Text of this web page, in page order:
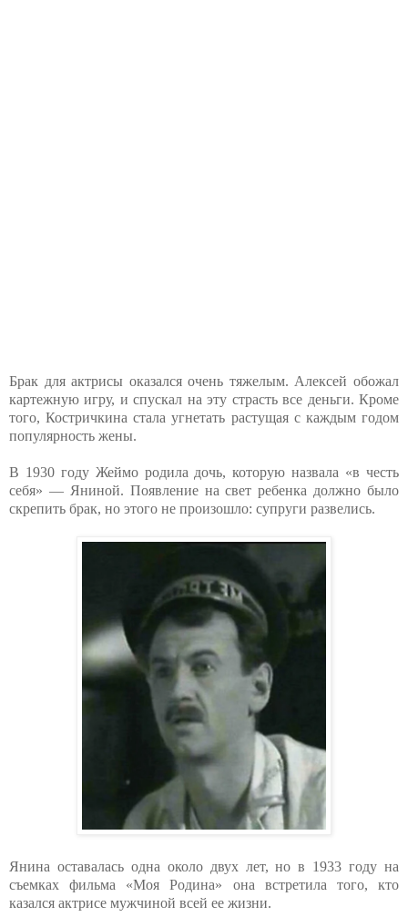
Брак для актрисы оказался очень тяжелым. Алексей обожал
картежную игру, и спускал на эту страсть все деньги. Кроме
того, Костричкина стала угнетать растущая с каждым годом
популярность жены.
В 1930 году Жеймо родила дочь, которую назвала «в честь
себя» — Яниной. Появление на свет ребенка должно было
скрепить брак, но этого не произошло: супруги развелись.
Янина оставалась одна около двух лет, но в 1933 году на
съемках фильма «Моя Родина» она встретила того, кто
казался актрисе мужчиной всей ее жизни.